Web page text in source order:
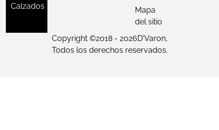
Calzados
Mapa
del sitio
Copyright ©2018 - 2026D'Varon,
Todos los derechos reservados.